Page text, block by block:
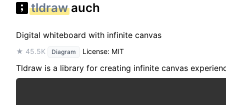
tldrawauch
Digital whiteboard with infinite canvas
★ 45.5K Diagram License: MIT
Tldraw is a library for creating infinite canvas